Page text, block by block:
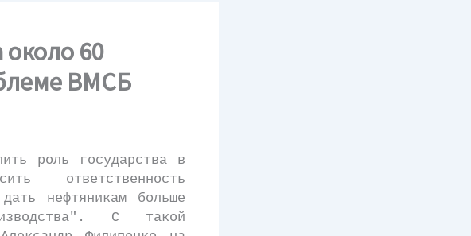
60
ВМСБ
роль государства в
ответственность
нефтяникам больше
С такой